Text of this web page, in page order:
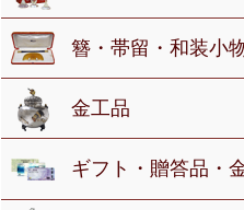
簪・帯留・和装小
金工品
ギフト・贈答品・